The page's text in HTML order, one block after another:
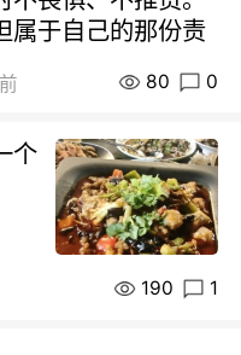
属于自己的那份责
80 0
个
190 1